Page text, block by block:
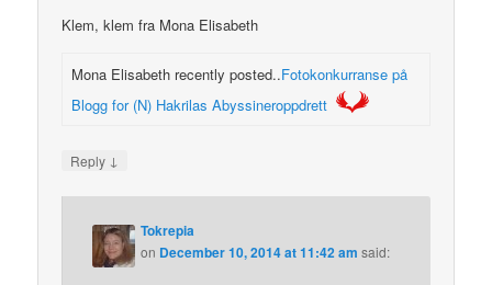
Klem, klem fra Mona Elisabeth
Mona Elisabeth recently posted..Fotokonkurranse på
Blogg for (N) Hakrilas Abyssineroppdrett
Reply ↓
Tokrepia
on December 10, 2014 at 11:42 am said: